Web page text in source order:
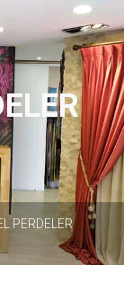
PERDELER